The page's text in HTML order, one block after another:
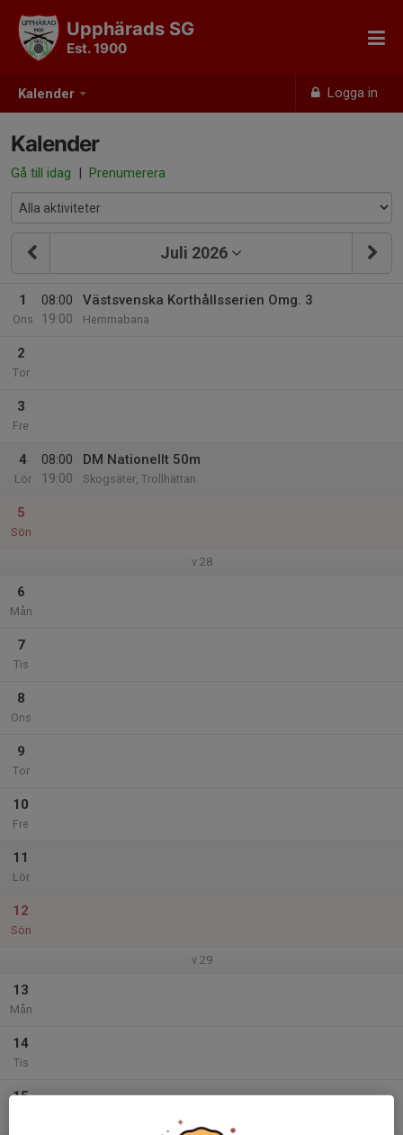
Kalender Logga in
Upphärads SG
Est. 1900
Kalender
Gå till idag | Prenumerera
Juli 2026
1
Ons
08:00
19:00
Västsvenska Korthållsserien Omg. 3
Hemmabana
2
Tor
3
Fre
4
Lör
08:00
19:00
DM Nationellt 50m
Skogsäter, Trollhättan
5
Sön
v.28
6
Mån
7
Tis
8
Ons
9
Tor
10
Fre
11
Lör
12
Sön
v.29
13
Mån
14
Tis
15